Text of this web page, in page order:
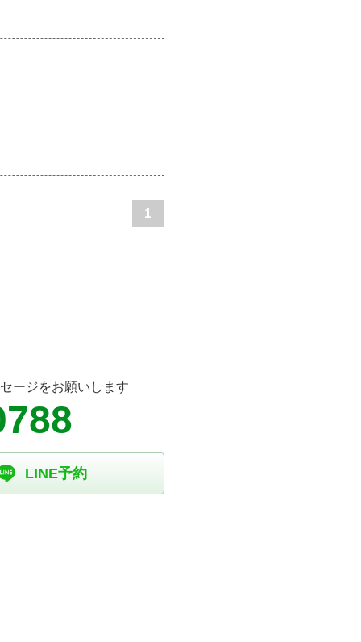
1
ージをお願いします
LINE予約